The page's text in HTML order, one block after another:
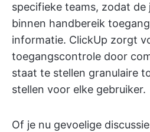
specifieke teams, zodat de
binnen handbereik
informatie. ClickUp zorgt
toegangscontrole door
staat te stellen granulaire
stellen voor elke gebruiker.
Of je nu gevoelige